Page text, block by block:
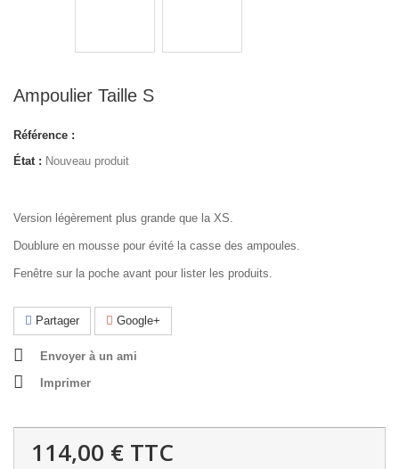
Ampoulier Taille S
Référence :
État : Nouveau produit
Version légèrement plus grande que la XS.
Doublure en mousse pour évité la casse des ampoules.
Fenêtre sur la poche avant pour lister les produits.
Partager Google+
Envoyer à un ami
Imprimer
114,00 € TTC